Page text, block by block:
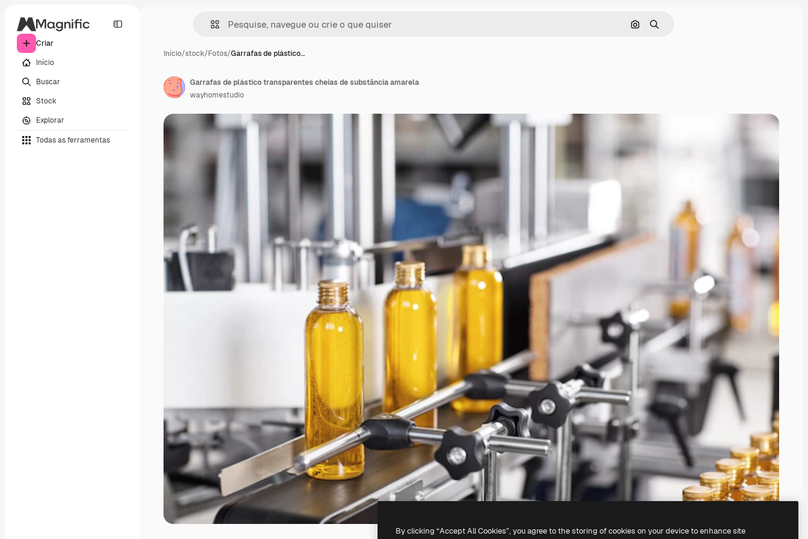
Criar
Início
Buscar
Stock
Explorar
Todas as ferramentas
Pesquisar por imagem
Buscar
Início/stock/Fotos/Garrafas de plástico…
Garrafas de plástico transparentes cheias de substância amarela
wayhomestudio
By clicking “Accept All Cookies”, you agree to the storing of cookies on your device to enhance site